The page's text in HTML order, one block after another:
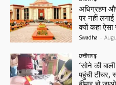
अधिग्रहण
पर नहीं
क्यों कहा ऐसा
Swadha -
छत्तीसगढ़
‘सोने की
पहुंची टीचर,